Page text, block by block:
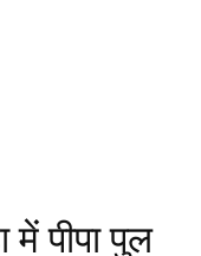
पीपा पुल